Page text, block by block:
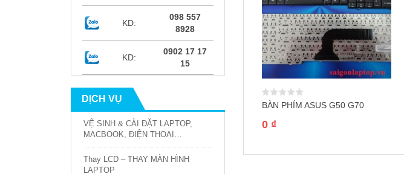
KD:
098 557
8928
KD:
0902 17 17
15
DỊCH VỤ
VỆ SINH & CÀI ĐẶT LAPTOP,
MACBOOK, ĐIỆN THOẠI…
Thay LCD – THAY MÀN HÌNH
LAPTOP
Sạc Macbook 29W USB-C A1540
1.400.000₫
BÀN PHÍM ASUS G50 G70
0 ₫